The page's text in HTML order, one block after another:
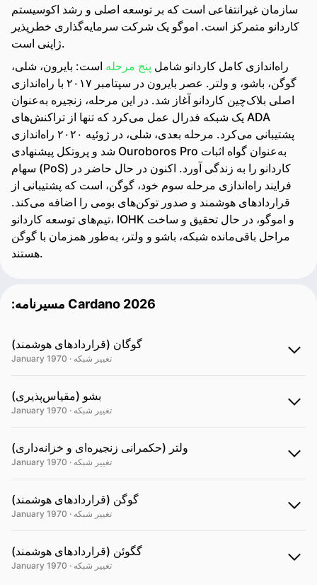
سازمان غیرانتفاعی است که بر توسعه اصلی و رشد اکوسیستم
کاردانو متمرکز است. اموگو یک شرکت سرمایه‌گذاری خطرپذیر
ژاپنی است.
راه‌اندازی کامل کاردانو شامل پنج مرحله است: بایرون، شلی،
گوگن، باشو، و ولتر. عصر بایرون در سپتامبر ۲۰۱۷ با راه‌اندازی
اصلی بلاک‌چین کاردانو آغاز شد. در این مرحله، زنجیره به‌عنوان
یک شبکه فدرال عمل می‌کرد که تنها از تراکنش‌های ADA
پشتیبانی می‌کرد. مرحله بعدی، شلی، در ژوئیه ۲۰۲۰ راه‌اندازی
شد و پروتکل پیشنهادی Ouroboros Pro به‌عنوان گواه اثبات
سهام (PoS) کاردانو را به زندگی آورد. اکنون در حال حاضر در
فرایند راه‌اندازی مرحله سوم خود، گوگن، است که پشتیبانی از
قراردادهای هوشمند و صدور توکن‌های بومی را اضافه می‌کند.
تیم‌های توسعه کاردانو، IOHK و اموگو، در حال تحقیق و ساخت
مراحل باقی‌مانده شبکه، باشو و ولتر، به‌طور همزمان با گوگن
هستند.
:مسیرنامه Cardano 2026
گوگان (قراردادهای هوشمند)
January 1970 · تغییر شبکه
بشو (مقیاس‌پذیری)
January 1970 · تغییر شبکه
ولتر (حکمرانی زنجیره‌ای و خزانه‌داری)
January 1970 · تغییر شبکه
گوگن (قراردادهای هوشمند)
January 1970 · تغییر شبکه
گگوئن (قراردادهای هوشمند)
January 1970 · تغییر شبکه